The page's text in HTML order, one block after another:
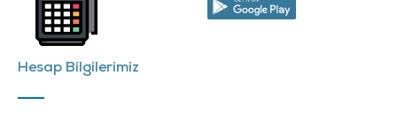
Hesap Bilgilerimiz